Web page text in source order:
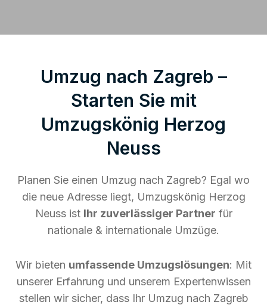
Umzug nach Zagreb –
Starten Sie mit
Umzugskönig Herzog
Neuss
Planen Sie einen Umzug nach Zagreb? Egal wo
die neue Adresse liegt, Umzugskönig Herzog
Neuss ist Ihr zuverlässiger Partner für
nationale & internationale Umzüge.
Wir bieten umfassende Umzugslösungen: Mit
unserer Erfahrung und unserem Expertenwissen
stellen wir sicher, dass Ihr Umzug nach Zagreb